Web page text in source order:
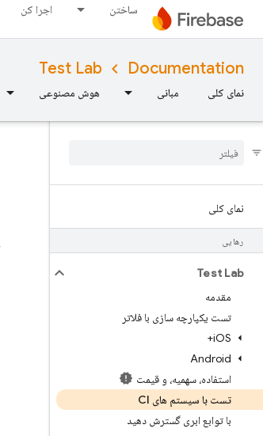
ساختن اجرا کن
Documentation
Test Lab
نمای کلی مبانی هوش مصنوعی
نمای کلی
رهایی
Test Lab
مقدمه
تست یکپارچه سازی با فلاتر
iOS+
Android
استفاده، سهمیه، و قیمت
تست با سیستم های CI
با توابع ابری گسترش دهید